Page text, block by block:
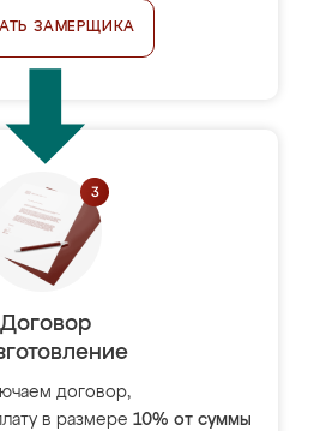
ЗАМЕРЩИКА
Договор
договор,
в размере 10% от суммы